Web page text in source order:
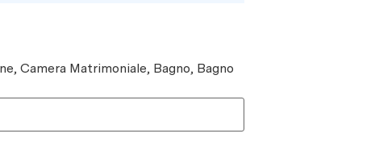
Camera Matrimoniale, Bagno, Bagno